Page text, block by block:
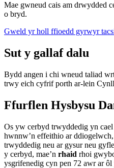
Mae gwneud cais am drwydded
o bryd.
Gweld yr holl ffioedd gyrwyr
Sut y gallaf dalu
Bydd angen i chi wneud taliad
trwy eich cyfrif porth ar-lein
Ffurflen Hysbysu
Os yw cerbyd trwyddedig yn
hwnnw’n effeithio ar
trwyddedig neu ar gysur neu
y cerbyd, mae’n rhaid rhoi
ysgrifenedig cyn pen 72 awr ar